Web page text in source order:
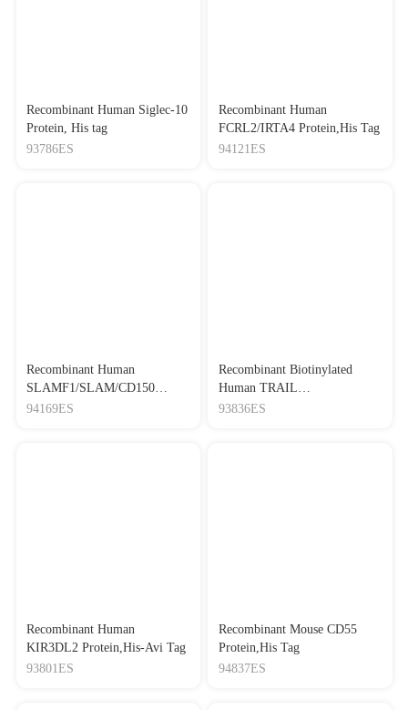
Recombinant Human Siglec-10
Protein, His tag
93786ES
Recombinant Human
FCRL2/IRTA4 Protein,His Tag
94121ES
Recombinant Human
SLAMF1/SLAM/CD150
Protein,His Tag
94169ES
Recombinant Biotinylated
Human TRAIL
R1/DR4/TNFRSF10A
93836ES
Recombinant Human
KIR3DL2 Protein,His-Avi Tag
93801ES
Recombinant Mouse CD55
Protein,His Tag
94837ES